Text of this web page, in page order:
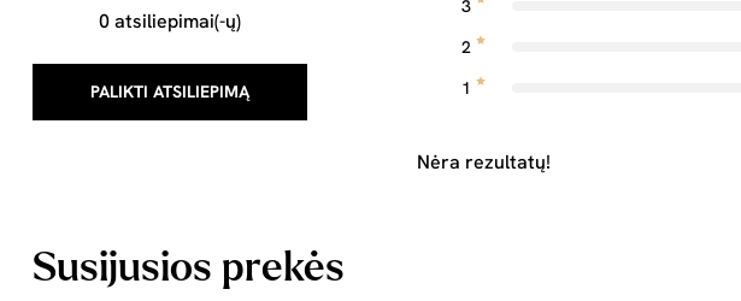
0 atsiliepimai(-ų)
PALIKTI ATSILIEPIMĄ
3
2
1
Nėra rezultatų!
Susijusios prekės